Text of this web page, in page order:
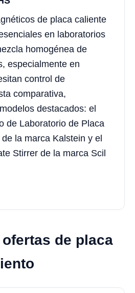
de placa caliente
en laboratorios
homogénea de
especialmente en
control de
comparativa,
destacados: el
de Laboratorio de Placa
la marca Kalstein y el
Stirrer de la marca Scil
de placa